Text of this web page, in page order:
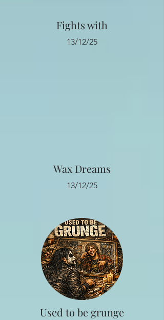
Fights with
13/12/25
Wax Dreams
13/12/25
Used to be grunge